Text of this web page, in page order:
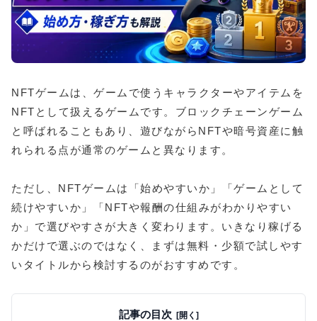
NFTゲームは、ゲームで使うキャラクターやアイテムを
NFTとして扱えるゲームです。ブロックチェーンゲーム
と呼ばれることもあり、遊びながらNFTや暗号資産に触
れられる点が通常のゲームと異なります。
ただし、NFTゲームは「始めやすいか」「ゲームとして
続けやすいか」「NFTや報酬の仕組みがわかりやすい
か」で選びやすさが大きく変わります。いきなり稼げる
かだけで選ぶのではなく、まずは無料・少額で試しやす
いタイトルから検討するのがおすすめです。
記事の目次